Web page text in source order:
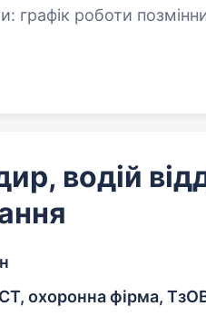
8.30;
водій
охоронна фірма,